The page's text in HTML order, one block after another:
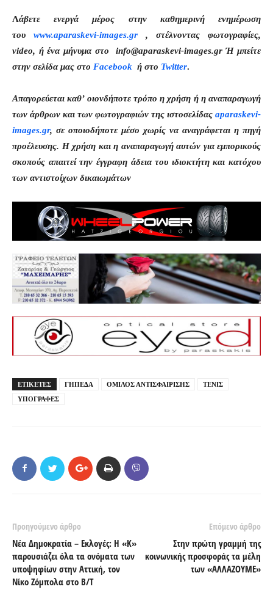
Λάβετε ενεργά μέρος στην καθημερινή ενημέρωση
του www.aparaskevi-images.gr , στέλνοντας φωτογραφίες,
video, ή ένα μήνυμα στο info@aparaskevi-images.gr Ή μπείτε
στην σελίδα μας στο Facebook ή στο Twitter.
Απαγορεύεται καθ’ οιονδήποτε τρόπο η χρήση ή η αναπαραγωγή
των άρθρων και των φωτογραφιών της ιστοσελίδας aparaskevi-
images.gr, σε οποιοδήποτε μέσο χωρίς να αναγράφεται η πηγή
προέλευσης. Η χρήση και η αναπαραγωγή αυτών για εμπορικούς
σκοπούς απαιτεί την έγγραφη άδεια του ιδιοκτήτη και κατόχου
των αντιστοίχων δικαιωμάτων
ΕΤΙΚΕΤΕΣ ΓΗΠΕΔΑ ΟΜΙΛΟΣ ΑΝΤΙΣΦΑΙΡΙΣΗΣ
ΤΕΝΙΣ
ΥΠΟΓΡΑΦΕΣ
Προηγούμενο άρθρο
Νέα Δημοκρατία – Εκλογές: Η «Κ»
παρουσιάζει όλα τα ονόματα των
υποψηφίων στην Αττική, τον
Νίκο Ζόμπολα στο Β/Τ
Επόμενο άρθρο
Στην πρώτη γραμμή της
κοινωνικής προσφοράς τα μέλη
των «ΑΛΛΑΖΟΥΜΕ»